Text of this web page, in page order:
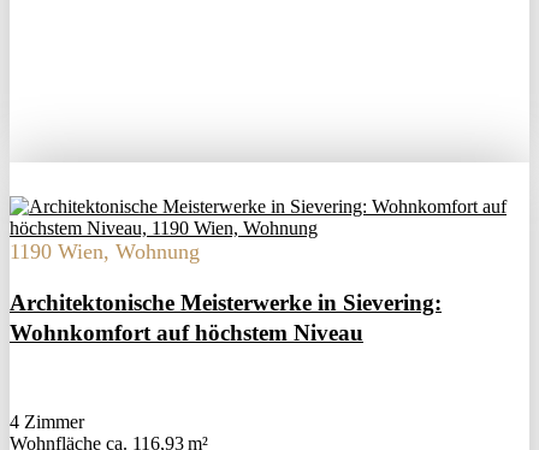
1190 Wien, Wohnung
Architektonische Meisterwerke in Sievering:
Wohnkomfort auf höchstem Niveau
4 Zimmer
Wohnfläche ca. 116,93 m²